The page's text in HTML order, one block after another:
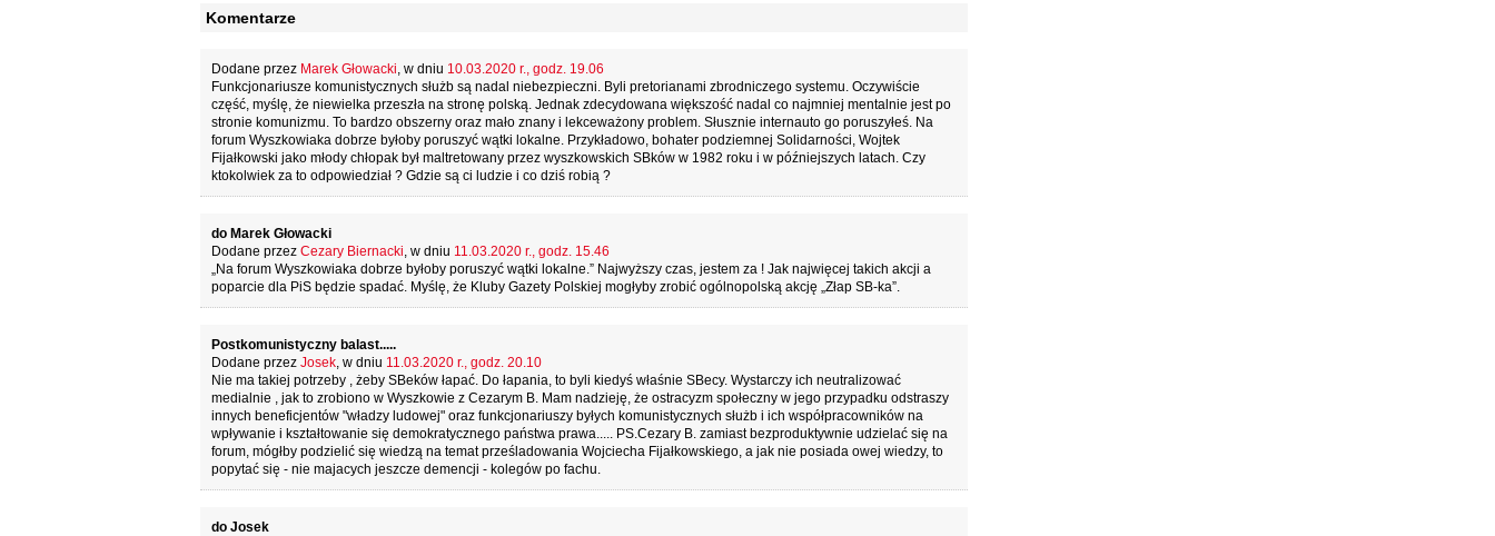
Komentarze
Dodane przez Marek Głowacki, w dniu 10.03.2020 r., godz. 19.06
Funkcjonariusze komunistycznych służb są nadal niebezpieczni. Byli pretorianami zbrodniczego systemu. Oczywiście
część, myślę, że niewielka przeszła na stronę polską. Jednak zdecydowana większość nadal co najmniej mentalnie jest po
stronie komunizmu. To bardzo obszerny oraz mało znany i lekceważony problem. Słusznie internauto go poruszyłeś. Na
forum Wyszkowiaka dobrze byłoby poruszyć wątki lokalne. Przykładowo, bohater podziemnej Solidarności, Wojtek
Fijałkowski jako młody chłopak był maltretowany przez wyszkowskich SBków w 1982 roku i w późniejszych latach. Czy
ktokolwiek za to odpowiedział ? Gdzie są ci ludzie i co dziś robią ?
do Marek Głowacki
Dodane przez Cezary Biernacki, w dniu 11.03.2020 r., godz. 15.46
„Na forum Wyszkowiaka dobrze byłoby poruszyć wątki lokalne.” Najwyższy czas, jestem za ! Jak najwięcej takich akcji a
poparcie dla PiS będzie spadać. Myślę, że Kluby Gazety Polskiej mogłyby zrobić ogólnopolską akcję „Złap SB-ka”.
Postkomunistyczny balast.....
Dodane przez Josek, w dniu 11.03.2020 r., godz. 20.10
Nie ma takiej potrzeby , żeby SBeków łapać. Do łapania, to byli kiedyś właśnie SBecy. Wystarczy ich neutralizować
medialnie , jak to zrobiono w Wyszkowie z Cezarym B. Mam nadzieję, że ostracyzm społeczny w jego przypadku odstraszy
innych beneficjentów "władzy ludowej" oraz funkcjonariuszy byłych komunistycznych służb i ich współpracowników na
wpływanie i kształtowanie się demokratycznego państwa prawa..... PS.Cezary B. zamiast bezproduktywnie udzielać się na
forum, mógłby podzielić się wiedzą na temat prześladowania Wojciecha Fijałkowskiego, a jak nie posiada owej wiedzy, to
popytać się - nie majacych jeszcze demencji - kolegów po fachu.
do Josek